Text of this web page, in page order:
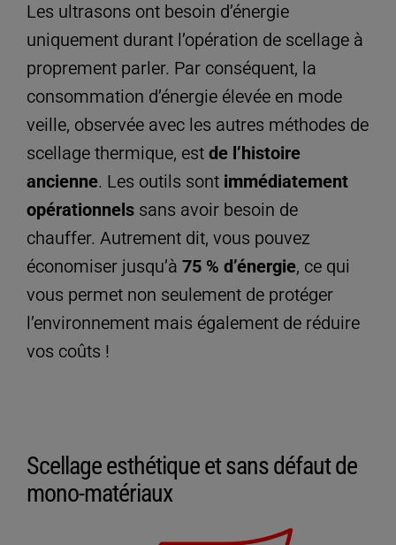
Les ultrasons ont besoin d’énergie
uniquement durant l’opération de scellage à
proprement parler. Par conséquent, la
consommation d’énergie élevée en mode
veille, observée avec les autres méthodes de
scellage thermique, est de l’histoire
ancienne. Les outils sont immédiatement
opérationnels sans avoir besoin de
chauffer. Autrement dit, vous pouvez
économiser jusqu’à 75 % d’énergie, ce qui
vous permet non seulement de protéger
l’environnement mais également de réduire
vos coûts !
Scellage esthétique et sans défaut de
mono-matériaux